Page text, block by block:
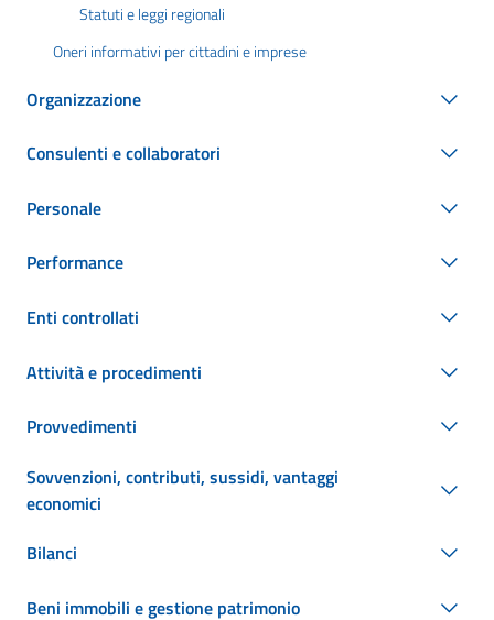
Statuti e leggi regionali
Oneri informativi per cittadini e imprese
Organizzazione
Consulenti e collaboratori
Personale
Performance
Enti controllati
Attività e procedimenti
Provvedimenti
Sovvenzioni, contributi, sussidi, vantaggi
economici
Bilanci
Beni immobili e gestione patrimonio